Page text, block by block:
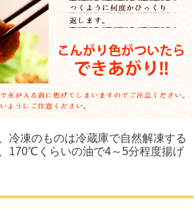
冷凍のものは冷蔵庫で自然解凍する
170℃くらいの油で4～5分程度揚げ